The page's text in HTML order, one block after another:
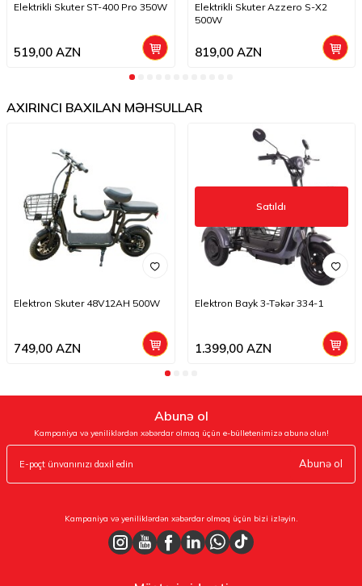
Elektrikli Skuter ST-400 Pro 350W
519,00 AZN
Elektrikli Skuter Azzero S-X2
500W
819,00AZN
AXIRINCI BAXILAN MƏHSULLAR
Elektron Skuter 48V12AH 500W
749,00 AZN
Satıldı
Elektron Bayk 3-Təkər 334-1
1.399,00AZN
Abunə ol
Kampaniya və yeniliklərdən xəbərdar olmaq üçün e-bülletenimizə abunə olun!
Abunə ol
Kampaniya və yeniliklərdən xəbərdar olmaq üçün bizi izləyin.